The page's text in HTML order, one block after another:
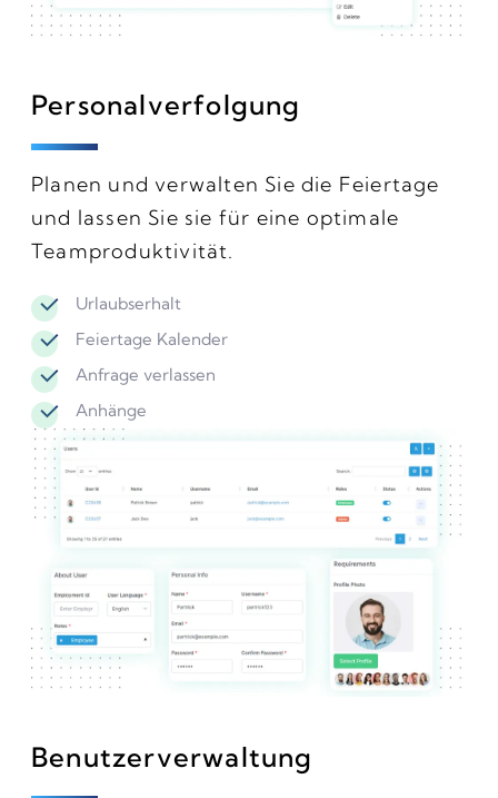
Personalverfolgung
Planen und verwalten Sie die Feiertage
und lassen Sie sie für eine optimale
Teamproduktivität.
Urlaubserhalt
Feiertage Kalender
Anfrage verlassen
Anhänge
Benutzerverwaltung